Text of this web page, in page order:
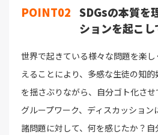
POINT02 SDGsの本質を
ションを起こし
世界で起きている様々な問題を楽
えることにより、多感な生徒の知
を揺さぶりながら、自分ゴト化さ
グループワーク、ディスカッション
諸問題に対して、何を感じたか？